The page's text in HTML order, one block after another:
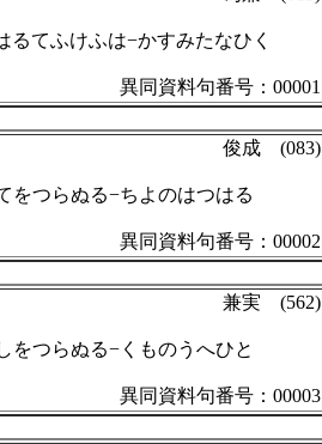
てふけふは−かすみたなひく
異同資料句番号：00001
俊成 (083)
をつらぬる−ちよのはつはる
異同資料句番号：00002
兼実 (562)
をつらぬる−くものうへひと
異同資料句番号：00003